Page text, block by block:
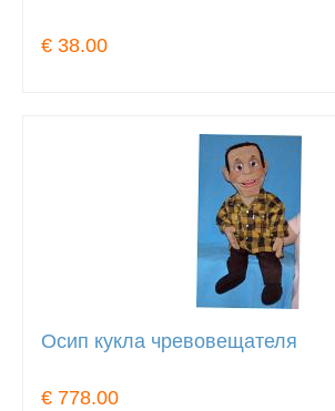
€ 38.00
Осип кукла чревовещателя
€ 778.00